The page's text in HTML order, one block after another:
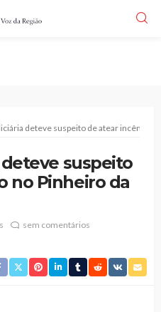
deteve suspeito de atear incêndio
suspeito
no Pinheiro da
sem comentários